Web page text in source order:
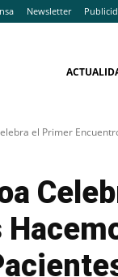
Newsletter
el Primer